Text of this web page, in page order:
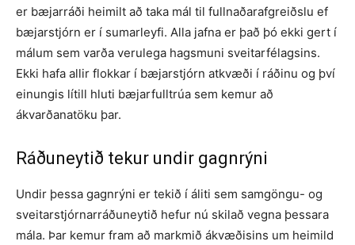
er bæjarráði heimilt að taka mál til fulln­aðarafgreiðslu ef
bæjarstjórn er í sumar­leyfi. Alla jafna er það þó ekki gert í
málum sem varða verulega hagsmuni sveitar­félagsins.
Ekki hafa allir flokkar í bæjarstjórn atkvæði í ráðinu og því
einungis lítill hluti bæjarfulltrúa sem kemur að
ákvarðanatöku þar.
Ráðuneytið tekur undir gagnrýni
Undir þessa gagnrýni er tekið í áliti sem samgöngu- og
sveitar­stjórnar­ráðuneytið hefur nú skilað vegna þessara
mála. Þar kemur fram að markmið ákvæðisins um heimild